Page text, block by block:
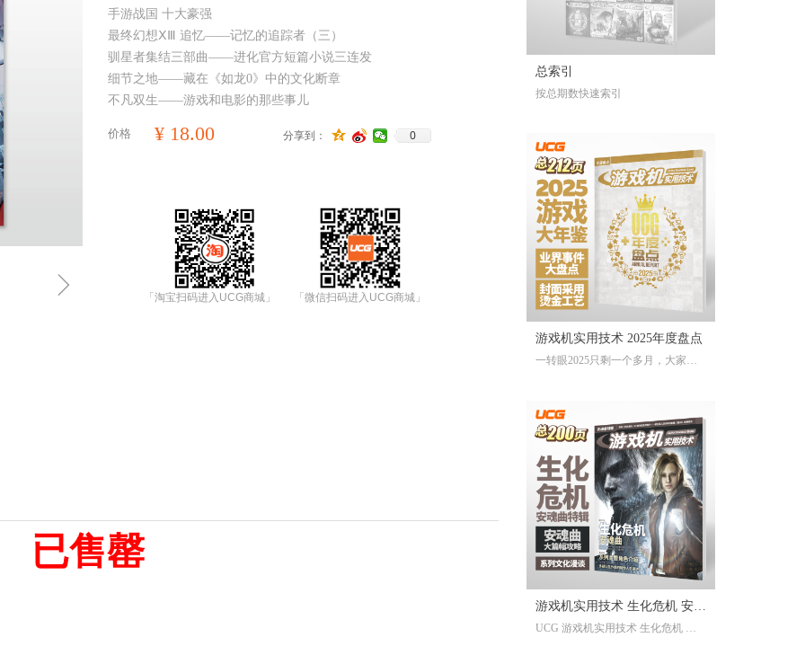
ꁇ
已售罄
价格 ¥ 18.00 分享到： 0
「微信扫码进入UCG商城」
「淘宝扫码进入UCG商城」
手游战国 十大豪强
最终幻想ⅩⅢ 追忆——记忆的追踪者（三）
驯星者集结三部曲——进化官方短篇小说三连发
细节之地——藏在《如龙0》中的文化断章
不凡双生——游戏和电影的那些事儿
总索引
按总期数快速索引
游戏机实用技术 2025年度盘点
一转眼2025只剩一个多月，大家对
前一亮的独立游戏、令人印象深刻
的游戏大事？不记得也不要紧，
《游戏机实用技术 2025年度盘点》
已经帮你全部整合完毕。2025年度
的游戏资讯，看这一本就足够。
继承自UCG每年的年度特辑及合
刊，我们最经典的游戏大年鉴、游
戏大盘点栏目依然在线；年年有今
日岁岁有今朝，UCG小编们心目中
以聚众锐评环节，想要来围观吐槽
的朋友们也请绝对不要放过。此
游戏机实用技术 生化危机 安魂
曲特辑
UCG 游戏机实用技术 生化危机 安